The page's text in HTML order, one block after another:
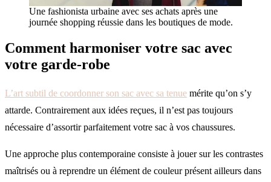
Une fashionista urbaine avec ses achats après une
journée shopping réussie dans les boutiques de mode.
Comment harmoniser votre sac avec
votre garde-robe
L’art subtil de coordonner son sac avec sa tenue mérite qu’on s’y
attarde. Contrairement aux idées reçues, il n’est pas toujours
nécessaire d’assortir parfaitement votre sac à vos chaussures.
Une approche plus contemporaine consiste à jouer sur les contrastes
maîtrisés ou à reprendre un élément de couleur présent ailleurs dans